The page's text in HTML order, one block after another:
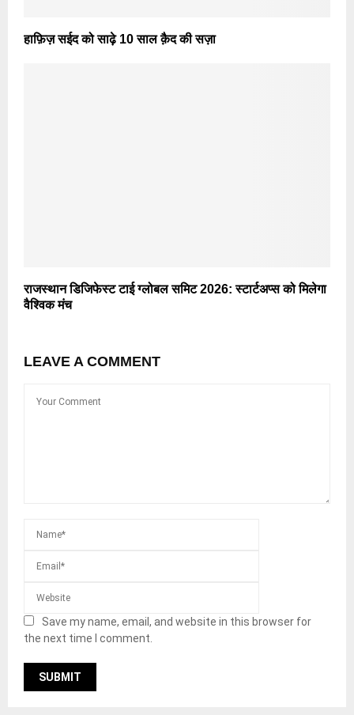
हाफ़िज़ सईद को साढ़े 10 साल क़ैद की सज़ा
राजस्थान डिजिफेस्ट टाई ग्लोबल समिट 2026: स्टार्टअप्स को मिलेगा
वैश्विक मंच
LEAVE A COMMENT
Save my name, email, and website in this browser for
the next time I comment.